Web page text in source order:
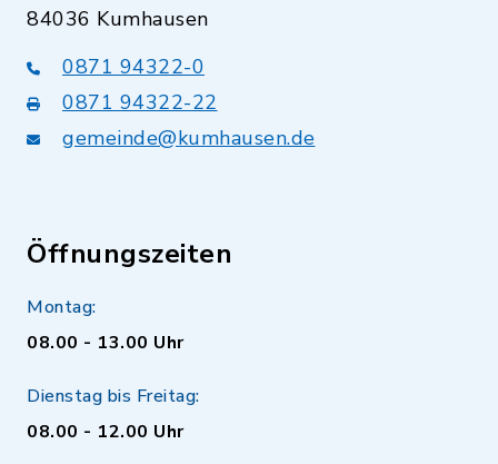
84036 Kumhausen
0871 94322-0
0871 94322-22
gemeinde@kumhausen.de
Öffnungszeiten
Montag:
08.00 - 13.00 Uhr
Dienstag bis Freitag:
08.00 - 12.00 Uhr